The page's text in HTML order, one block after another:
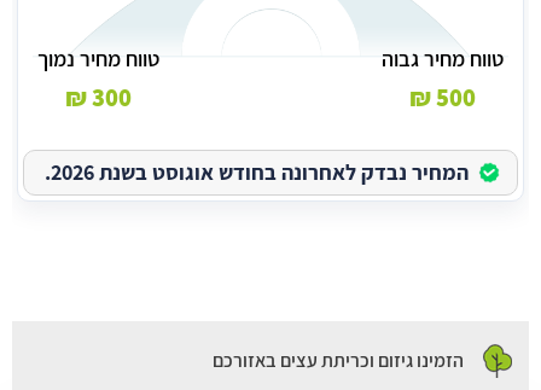
טווח מחיר גבוה
500 ₪
טווח מחיר נמוך
300 ₪
המחיר נבדק לאחרונה בחודש אוגוסט בשנת 2026.
הזמינו גיזום וכריתת עצים באזורכם